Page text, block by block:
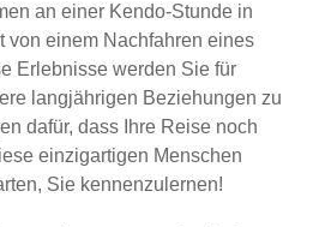
an einer Kendo-Stunde in
von einem Nachfahren eines
Erlebnisse werden Sie für
langjährigen Beziehungen zu
dafür, dass Ihre Reise noch
einzigartigen Menschen
Sie kennenzulernen!